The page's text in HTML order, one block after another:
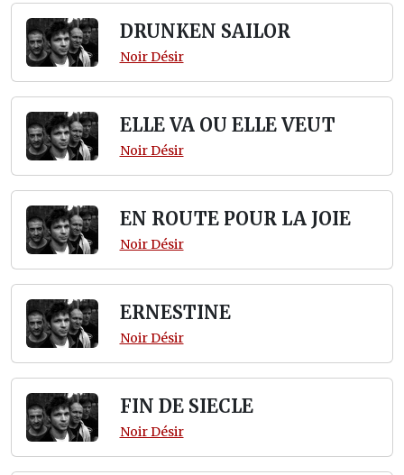
DRUNKEN SAILOR
Noir Désir
ELLE VA OU ELLE VEUT
Noir Désir
EN ROUTE POUR LA JOIE
Noir Désir
ERNESTINE
Noir Désir
FIN DE SIECLE
Noir Désir